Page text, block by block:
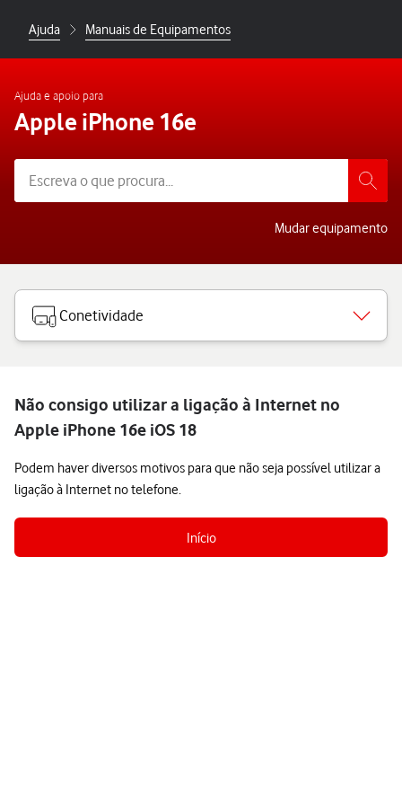
Ajuda Manuais de Equipamentos
Ajuda e apoio para
Apple iPhone 16e
Mudar equipamento
Conetividade
Não consigo utilizar a ligação à Internet no
Apple iPhone 16e iOS 18
Podem haver diversos motivos para que não seja possível utilizar a
ligação à Internet no telefone.
Início